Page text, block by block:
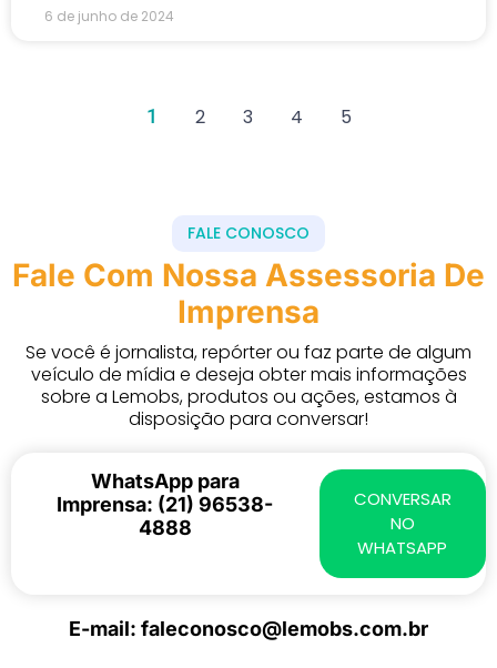
6 de junho de 2024
1 2 3 4 5
FALE CONOSCO
Fale Com Nossa Assessoria De
Imprensa
Se você é jornalista, repórter ou faz parte de algum
veículo de mídia e deseja obter mais informações
sobre a Lemobs, produtos ou ações, estamos à
disposição para conversar!
WhatsApp para
Imprensa: (21) 96538-
4888
CONVERSAR
NO
WHATSAPP
E-mail: faleconosco@lemobs.com.br